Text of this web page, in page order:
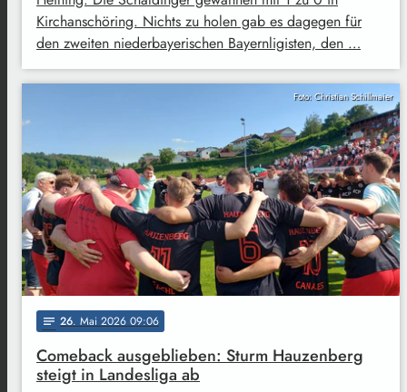
Kirchanschöring. Nichts zu holen gab es dagegen für
den zweiten niederbayerischen Bayernligisten, den …
Foto: Christian Schillmaier
notes 26. Mai 2026 09:06
Comeback ausgeblieben: Sturm Hauzenberg
steigt in Landesliga ab